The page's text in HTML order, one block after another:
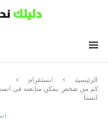
الرئيسية
انستقرام
كم من شخص يمكن متابعته في
انستا